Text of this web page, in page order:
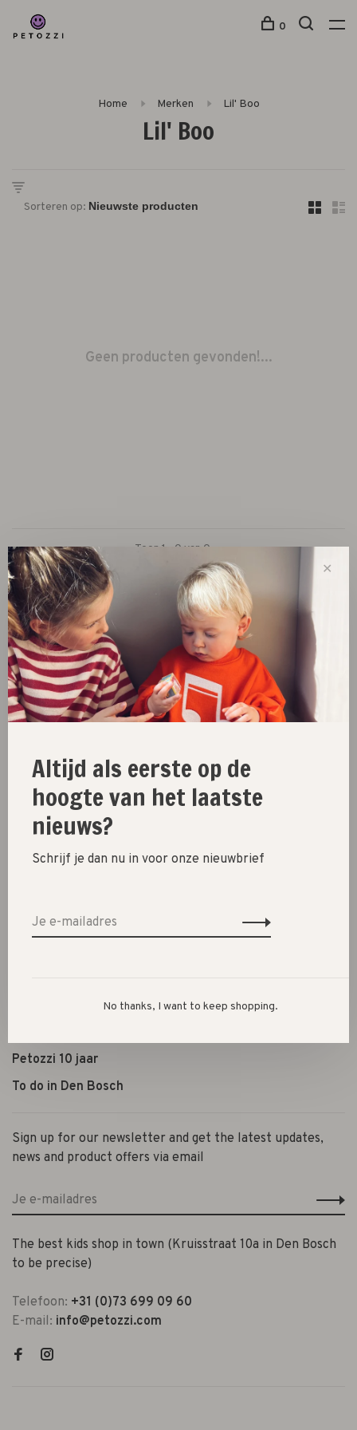
0
Home Merken Lil' Boo
Lil' Boo
Sorteren op:
Geen producten gevonden!...
Toon 1 - 0 van 0
New
SALE 30%
SALE 60%
Kleding
Cadeautjes
Lifestyle
Shop the look
Over ons
Algemene voorwaarden
Verzenden, ruilen & retourneren
Petozzi 10 jaar
To do in Den Bosch
Sign up for our newsletter and get the latest updates,
news and product offers via email
The best kids shop in town (Kruisstraat 10a in Den Bosch
to be precise)
Telefoon: +31 (0)73 699 09 60
E-mail: info@petozzi.com
✕
Altijd als eerste op de
hoogte van het laatste
nieuws?
Schrijf je dan nu in voor onze nieuwbrief
No thanks, I want to keep shopping.